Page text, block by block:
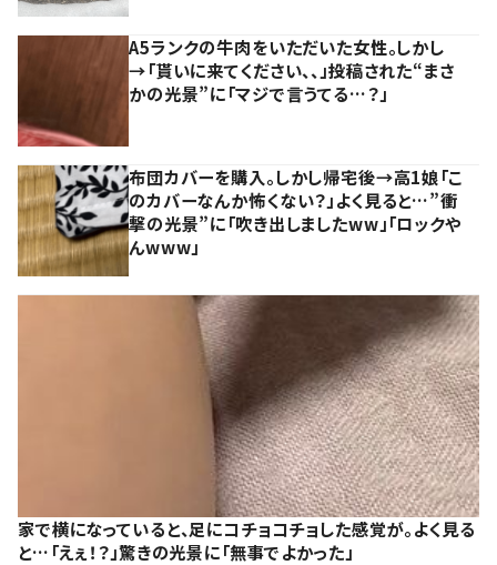
A5ランクの牛肉をいただいた女性。しかし
→「貰いに来てください、、」投稿された“まさ
かの光景”に「マジで言うてる…？」
布団カバーを購入。しかし帰宅後→高1娘「こ
のカバーなんか怖くない？」よく見ると…”衝
撃の光景”に「吹き出しましたww」「ロックや
んwww」
家で横になっていると、足にコチョコチョした感覚が。よく見る
と…「えぇ！？」驚きの光景に「無事でよかった」